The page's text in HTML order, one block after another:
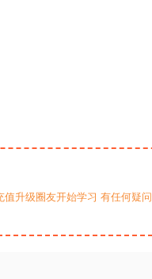
升级圈友开始学习 有任何疑